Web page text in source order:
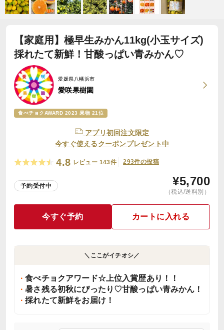
【家庭用】極早生みかん11kg(小玉サイズ)
採れたて新鮮！甘酸っぱい青みかん♡
愛媛県八幡浜市
愛咲果樹園
食べチョクAWARD 2023 果物 21位
アプリ初回注文限定
今すぐ使えるクーポンプレゼント中
4.8 レビュー 143件 293件の投稿
予約受付中 ¥5,700
（税込/送料別）
今すぐ予約 カートに入れる
＼ここがイチオシ／
食べチョクアワード☆上位入賞歴あり！！
暑さ残る初秋にぴったり♡甘酸っぱい青みかん！
採れたて新鮮をお届け！